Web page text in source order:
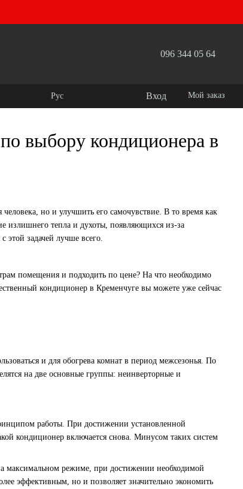
096 344 05 64
Рус Вход Мой заказ
выбору кондиционера в
но и улучшить его самочувствие. В то время как
излишнего тепла и духоты, появляющихся из-за
задачей лучше всего.
помещения и подходить по цене? На что необходимо
кондиционер в Кременчуге вы можете уже сейчас
и для обогрева комнат в период межсезонья. По
на две основные группы: неинверторные и
работы. При достижении установленной
кондиционер включается снова. Минусом таких систем
максимальном режиме, при достижении необходимой
эффективным, но и позволяет значительно экономить